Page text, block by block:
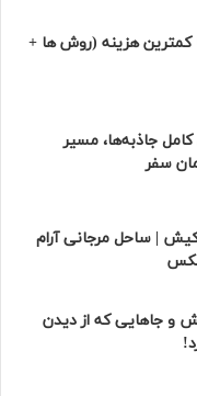
کمترین هزینه (روش ها +
جاذبه‌ها، مسیر
سفر
| ساحل مرجانی آرام
عکس
و جاهایی که از دیدن